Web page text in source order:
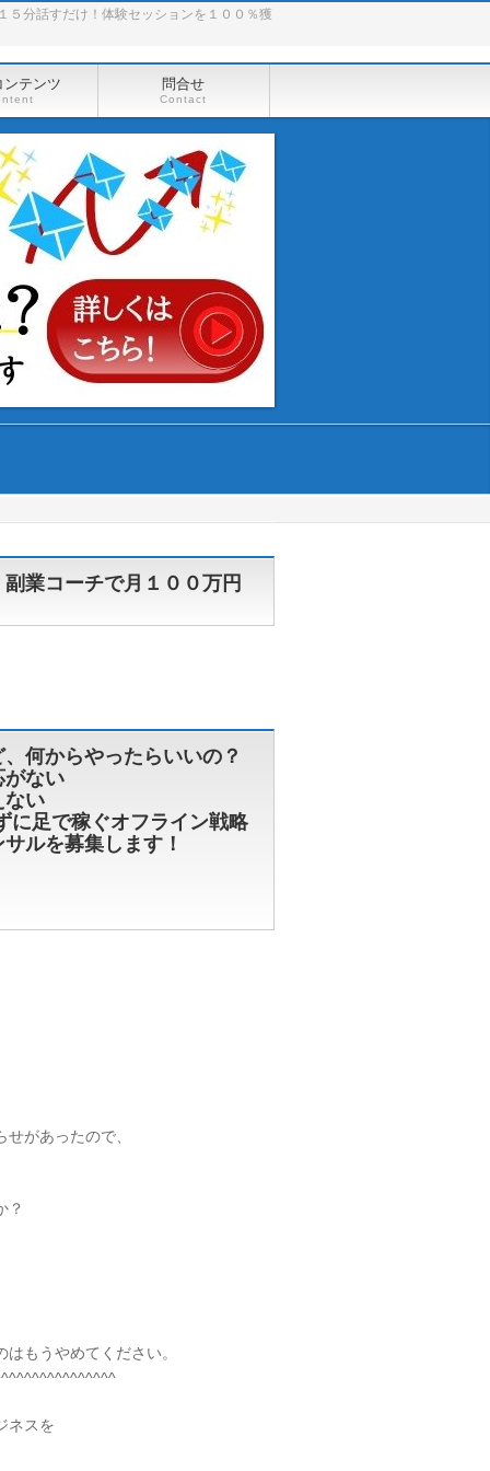
５分話すだけ！体験セッションを１００％獲
ンテンツ 問合せ
Contact
業コーチで月１００万円
何からやったらいいの？
がない
ない
に足で稼ぐオフライン戦略
ルを募集します！
があったので、
？
もうやめてください。
ネスを